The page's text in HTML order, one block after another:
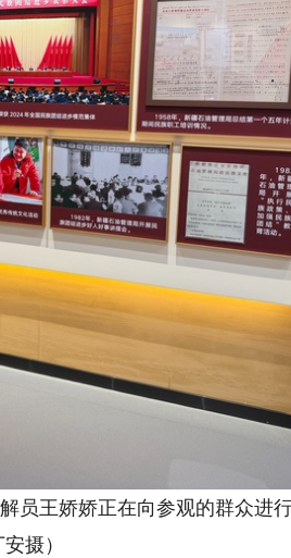
员王娇娇正在向参观的群众进
摄）